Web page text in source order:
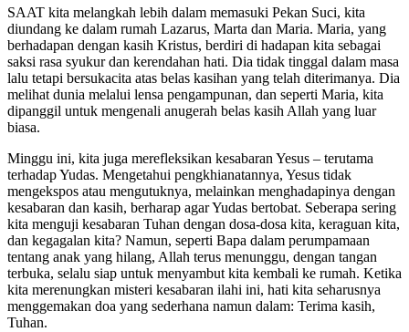
SAAT kita melangkah lebih dalam memasuki Pekan Suci, kita
diundang ke dalam rumah Lazarus, Marta dan Maria. Maria, yang
berhadapan dengan kasih Kristus, berdiri di hadapan kita sebagai
saksi rasa syukur dan kerendahan hati. Dia tidak tinggal dalam masa
lalu tetapi bersukacita atas belas kasihan yang telah diterimanya. Dia
melihat dunia melalui lensa pengampunan, dan seperti Maria, kita
dipanggil untuk mengenali anugerah belas kasih Allah yang luar
biasa.
Minggu ini, kita juga merefleksikan kesabaran Yesus – terutama
terhadap Yudas. Mengetahui pengkhianatannya, Yesus tidak
mengekspos atau mengutuknya, melainkan menghadapinya dengan
kesabaran dan kasih, berharap agar Yudas bertobat. Seberapa sering
kita menguji kesabaran Tuhan dengan dosa-dosa kita, keraguan kita,
dan kegagalan kita? Namun, seperti Bapa dalam perumpamaan
tentang anak yang hilang, Allah terus menunggu, dengan tangan
terbuka, selalu siap untuk menyambut kita kembali ke rumah. Ketika
kita merenungkan misteri kesabaran ilahi ini, hati kita seharusnya
menggemakan doa yang sederhana namun dalam: Terima kasih,
Tuhan.